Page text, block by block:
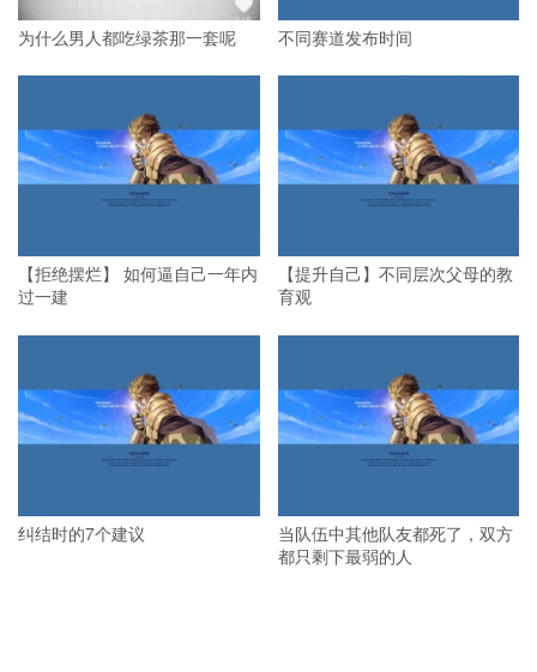
为什么男人都吃绿茶那一套呢 不同赛道发布时间
【拒绝摆烂】 如何逼自己一年内
过一建
【提升自己】不同层次父母的教
育观
纠结时的7个建议
当队伍中其他队友都死了，双方
都只剩下最弱的人